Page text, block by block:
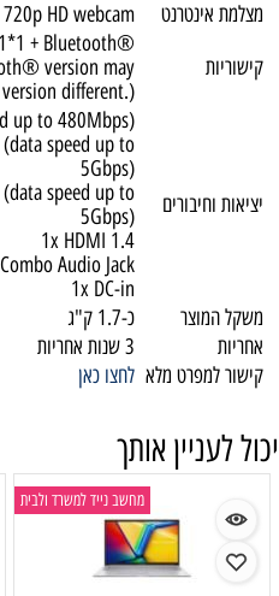
מצלמת אינטרנט
720p HD webcam
קישוריות
+ Bluetooth®
version may
different.)
יציאות וחיבורים
up to 480Mbps)
(data speed up to
5Gbps)
(data speed up to
5Gbps)
1x HDMI 1.4
Audio Jack
1x DC-in
משקל המוצר
כ-1.7 ק"ג
אחריות
3 שנות אחריות
קישור למפרט מלא לחצו כאן
יכול לעניין אותך
מחשב נייד למשרד ולבית